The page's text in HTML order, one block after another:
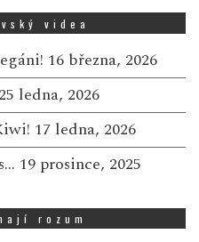
videa
16 března, 2026
25 ledna, 2026
17 ledna, 2026
19 prosince, 2025
rozum